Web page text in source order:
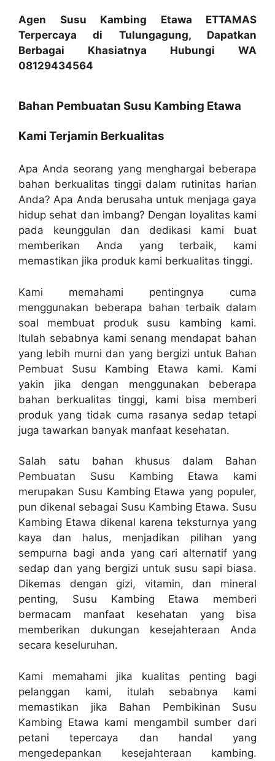
Agen Susu Kambing Etawa ETTAMAS
Terpercaya di Tulungagung, Dapatkan
Berbagai Khasiatnya Hubungi WA
08129434564
Bahan Pembuatan Susu Kambing Etawa
Kami Terjamin Berkualitas
Apa Anda seorang yang menghargai beberapa
bahan berkualitas tinggi dalam rutinitas harian
Anda? Apa Anda berusaha untuk menjaga gaya
hidup sehat dan imbang? Dengan loyalitas kami
pada keunggulan dan dedikasi kami buat
memberikan Anda yang terbaik, kami
memastikan jika produk kami berkualitas tinggi.
Kami memahami pentingnya cuma
menggunakan beberapa bahan terbaik dalam
soal membuat produk susu kambing kami.
Itulah sebabnya kami senang mendapat bahan
yang lebih murni dan yang bergizi untuk Bahan
Pembuat Susu Kambing Etawa kami. Kami
yakin jika dengan menggunakan beberapa
bahan berkualitas tinggi, kami bisa memberi
produk yang tidak cuma rasanya sedap tetapi
juga tawarkan banyak manfaat kesehatan.
Salah satu bahan khusus dalam Bahan
Pembuatan Susu Kambing Etawa kami
merupakan Susu Kambing Etawa yang populer,
pun dikenal sebagai Susu Kambing Etawa. Susu
Kambing Etawa dikenal karena teksturnya yang
kaya dan halus, menjadikan pilihan yang
sempurna bagi anda yang cari alternatif yang
sedap dan yang bergizi untuk susu sapi biasa.
Dikemas dengan gizi, vitamin, dan mineral
penting, Susu Kambing Etawa memberi
bermacam manfaat kesehatan yang bisa
memberikan dukungan kesejahteraan Anda
secara keseluruhan.
Kami memahami jika kualitas penting bagi
pelanggan kami, itulah sebabnya kami
memastikan jika Bahan Pembikinan Susu
Kambing Etawa kami mengambil sumber dari
petani tepercaya dan handal yang
mengedepankan kesejahteraan kambing.